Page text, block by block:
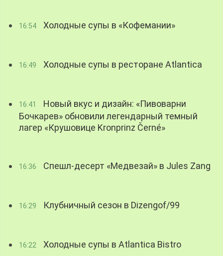
16:54 Холодные супы в «Кофемании»
16:49 Холодные супы в ресторане Atlantica
16:41
Новый вкус и дизайн: «Пивоварни
Бочкарев» обновили легендарный темный
лагер «Крушовице Kronprinz Černé»
16:36 Спешл-десерт «Медвезай» в Jules Zang
16:29 Клубничный сезон в Dizengof/99
16:22 Холодные супы в Atlantica Bistro